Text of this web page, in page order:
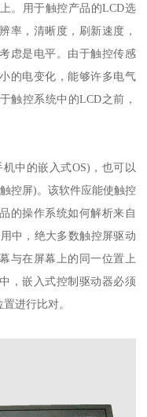
。用于触控产品的LCD选
率，清晰度，刷新速度，
虑是电平。由于触控传感
的电变化，能够许多电气
触控系统中的LCD之前，
中的嵌入式OS)，也可以
控屏)。该软件应能使触控
的操作系统如何解析来自
中，绝大多数触控屏驱动
与在屏幕上的同一位置上
，嵌入式控制驱动器必须
进行比对。